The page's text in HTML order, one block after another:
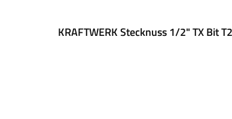
KRAFTWERK Stecknuss 1/2" TX Bit